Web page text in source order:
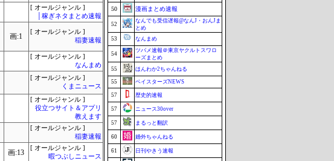
[ オールジャンル ]
│稼ぎネタまとめ速報
画:1
[ オールジャンル ]
稲妻速報
[ オールジャンル ]
なんまめ
[ オールジャンル ]
くまニュース
[ オールジャンル ]
役立つサイト＆アプリ
教えます
[ オールジャンル ]
稲妻速報
画:13
[ オールジャンル ]
暇つぶしニュース
50 漫画まとめ速報
52
なんでも受信遅報@なんJ・おんJま
とめ
53
なんまめ
54
ツバメ速報＠東京ヤクルトスワロ
ーズまとめ
55
ほんわか2ちゃんねる
55 ベイスターズNEWS
57 歴史的速報
57 ニュース30over
57 まるっと翻訳
60 婚外ちゃんねる
61 日刊やきう速報